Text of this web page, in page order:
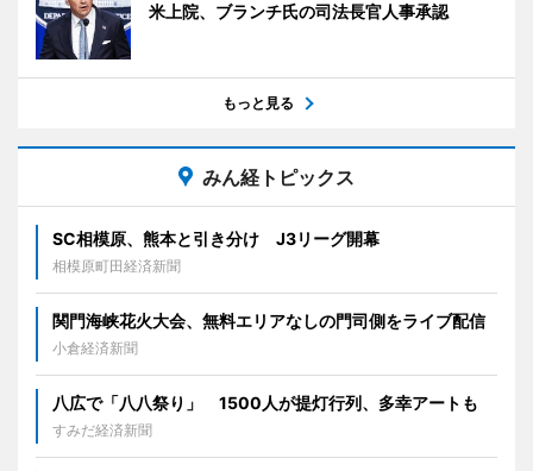
米上院、ブランチ氏の司法長官人事承認
もっと見る
みん経トピックス
SC相模原、熊本と引き分け J3リーグ開幕
相模原町田経済新聞
関門海峡花火大会、無料エリアなしの門司側をライブ配信
小倉経済新聞
八広で「八八祭り」 1500人が提灯行列、多幸アートも
すみだ経済新聞